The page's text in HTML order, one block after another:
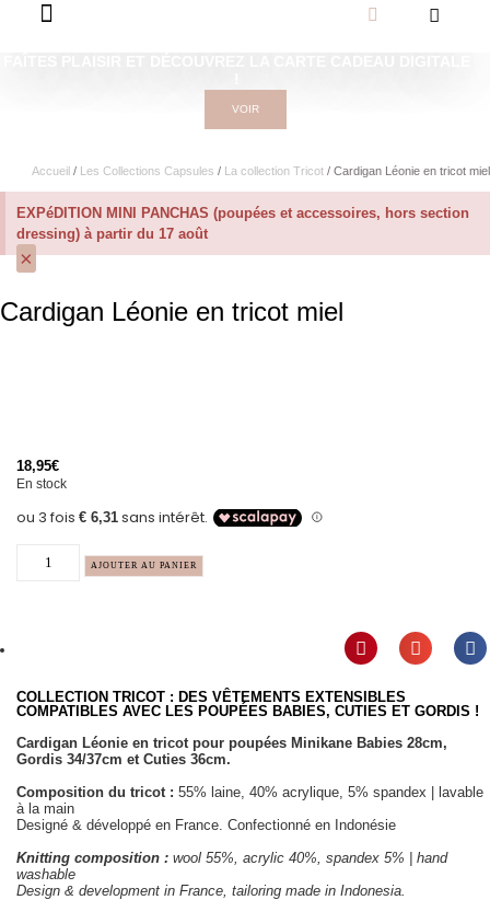
VOIR
Accueil / Les Collections Capsules / La collection Tricot / Cardigan Léonie en tricot miel
EXPéDITION MINI PANCHAS (poupées et accessoires, hors section
dressing) à partir du 17 août
×
Cardigan Léonie en tricot miel
18,95€
En stock
AJOUTER AU PANIER
COLLECTION TRICOT : DES VÊTEMENTS EXTENSIBLES
COMPATIBLES AVEC LES POUPÉES BABIES, CUTIES ET GORDIS !
Cardigan Léonie en tricot pour poupées Minikane Babies 28cm,
Gordis 34/37cm et Cuties 36cm.
Composition du tricot : 55% laine, 40% acrylique, 5% spandex | lavable
à la main
Designé & développé en France. Confectionné en Indonésie
Knitting composition : wool 55%, acrylic 40%, spandex 5% | hand
washable
Design & development in France, tailoring made in Indonesia.